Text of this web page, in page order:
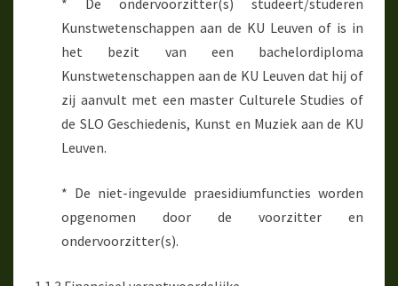
* De ondervoorzitter(s) studeert/studeren
Kunstwetenschappen aan de KU Leuven of is in
het bezit van een bachelordiploma
Kunstwetenschappen aan de KU Leuven dat hij of
zij aanvult met een master Culturele Studies of
de SLO Geschiedenis, Kunst en Muziek aan de KU
Leuven.
* De niet-ingevulde praesidiumfuncties worden
opgenomen door de voorzitter en
ondervoorzitter(s).